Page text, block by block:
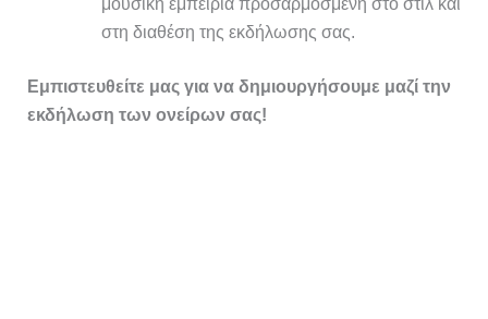
στη διαθέση της εκδήλωσης σας.
Εμπιστευθείτε μας για να δημιουργήσουμε μαζί την
εκδήλωση των ονείρων σας!